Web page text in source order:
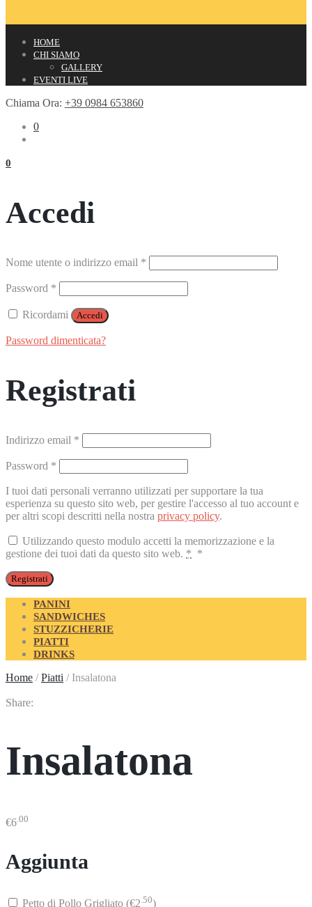
HOME
CHI SIAMO
GALLERY
EVENTI LIVE
Chiama Ora: +39 0984 653860
0
0
Accedi
Nome utente o indirizzo email *
Password *
Ricordami Accedi
Password dimenticata?
Registrati
Indirizzo email *
Password *
I tuoi dati personali verranno utilizzati per supportare la tua
esperienza su questo sito web, per gestire l'accesso al tuo account e
per altri scopi descritti nella nostra privacy policy.
Utilizzando questo modulo accetti la memorizzazione e la
gestione dei tuoi dati da questo sito web. * *
Registrati
PANINI
SANDWICHES
STUZZICHERIE
PIATTI
DRINKS
Home / Piatti /Insalatona
Share:
Insalatona
€6 .00
Aggiunta
Petto di Pollo Grigliato (€2 .50)